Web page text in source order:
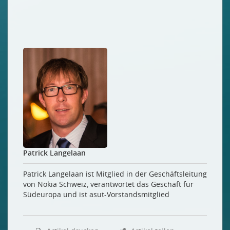
Patrick Langelaan
Patrick Langelaan ist Mitglied in der Geschäftsleitung
von Nokia Schweiz, verantwortet das Geschäft für
Südeuropa und ist asut-Vorstandsmitglied